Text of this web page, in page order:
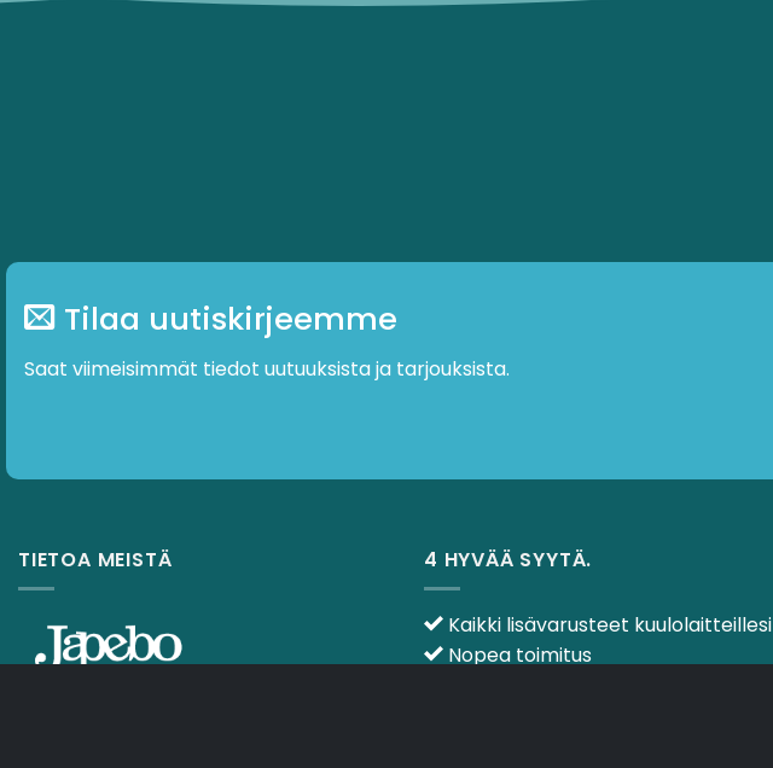
useampi
Tilaa uutiskirjeemme
Saat viimeisimmät tiedot uutuuksista ja tarjouksista.
TIETOA MEISTÄ 4 HYVÄÄ SYYTÄ.
Kaikki lisävarusteet kuulolaitteillesi
Nopea toimitus